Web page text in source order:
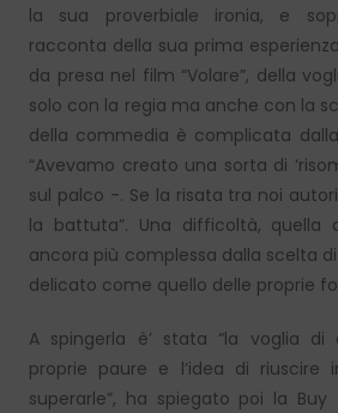
la sua proverbiale ironia, e
racconta della sua prima
da presa nel film “Volare”, della
solo con la regia ma anche con la
della commedia è complicata
“Avevamo creato una sorta di
sul palco -. Se la risata tra noi
la battuta”. Una difficoltà, quella
ancora più complessa dalla scelta
delicato come quello delle proprie
A spingerla è’ stata “la voglia
proprie paure e l’idea di riuscire
superarle”, ha spiegato poi la